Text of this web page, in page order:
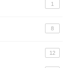
1
8
12